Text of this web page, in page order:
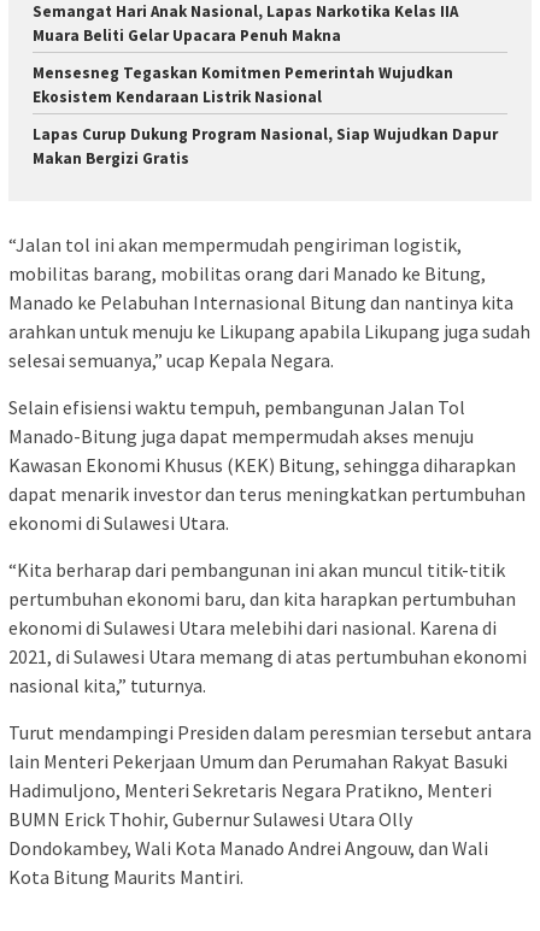
Semangat Hari Anak Nasional, Lapas Narkotika Kelas IIA
Muara Beliti Gelar Upacara Penuh Makna
Mensesneg Tegaskan Komitmen Pemerintah Wujudkan
Ekosistem Kendaraan Listrik Nasional
Lapas Curup Dukung Program Nasional, Siap Wujudkan Dapur
Makan Bergizi Gratis
“Jalan tol ini akan mempermudah pengiriman logistik,
mobilitas barang, mobilitas orang dari Manado ke Bitung,
Manado ke Pelabuhan Internasional Bitung dan nantinya kita
arahkan untuk menuju ke Likupang apabila Likupang juga sudah
selesai semuanya,” ucap Kepala Negara.
Selain efisiensi waktu tempuh, pembangunan Jalan Tol
Manado-Bitung juga dapat mempermudah akses menuju
Kawasan Ekonomi Khusus (KEK) Bitung, sehingga diharapkan
dapat menarik investor dan terus meningkatkan pertumbuhan
ekonomi di Sulawesi Utara.
“Kita berharap dari pembangunan ini akan muncul titik-titik
pertumbuhan ekonomi baru, dan kita harapkan pertumbuhan
ekonomi di Sulawesi Utara melebihi dari nasional. Karena di
2021, di Sulawesi Utara memang di atas pertumbuhan ekonomi
nasional kita,” tuturnya.
Turut mendampingi Presiden dalam peresmian tersebut antara
lain Menteri Pekerjaan Umum dan Perumahan Rakyat Basuki
Hadimuljono, Menteri Sekretaris Negara Pratikno, Menteri
BUMN Erick Thohir, Gubernur Sulawesi Utara Olly
Dondokambey, Wali Kota Manado Andrei Angouw, dan Wali
Kota Bitung Maurits Mantiri.